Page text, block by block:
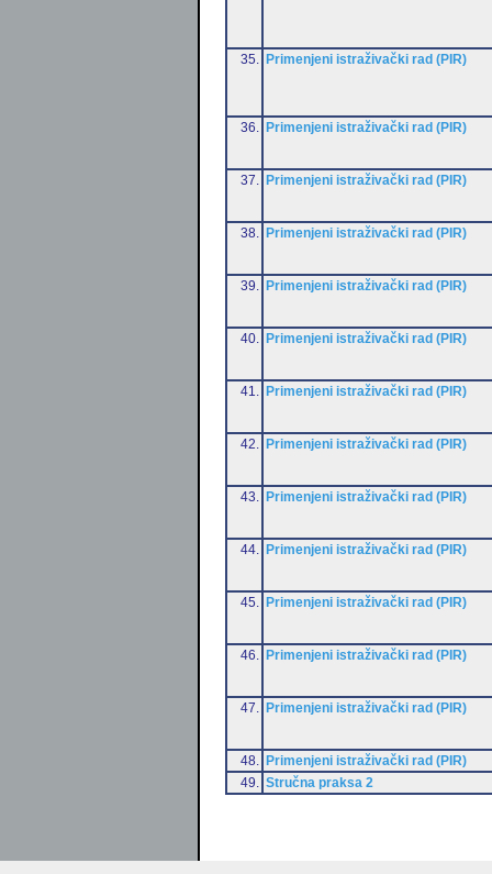
35. Primenjeni istraživački rad (PIR)
36. Primenjeni istraživački rad (PIR)
37. Primenjeni istraživački rad (PIR)
38. Primenjeni istraživački rad (PIR)
39. Primenjeni istraživački rad (PIR)
40. Primenjeni istraživački rad (PIR)
41. Primenjeni istraživački rad (PIR)
42. Primenjeni istraživački rad (PIR)
43. Primenjeni istraživački rad (PIR)
44. Primenjeni istraživački rad (PIR)
45. Primenjeni istraživački rad (PIR)
46. Primenjeni istraživački rad (PIR)
47. Primenjeni istraživački rad (PIR)
48.
Primenjeni istraživački rad (PIR)
49.
Stručna praksa 2